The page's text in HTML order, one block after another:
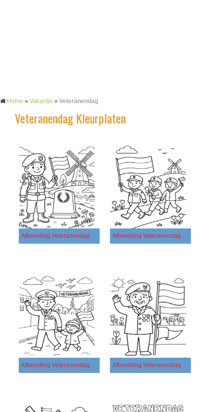
Home » Vakantie » Veteranendag
Veteranendag Kleurplaten
Afbeelding Veteranendag afdrukbaar Afbeelding Veteranendag gratis afdrukbaar
Afbeelding Veteranendag gratis Afbeelding Veteranendag printbaar